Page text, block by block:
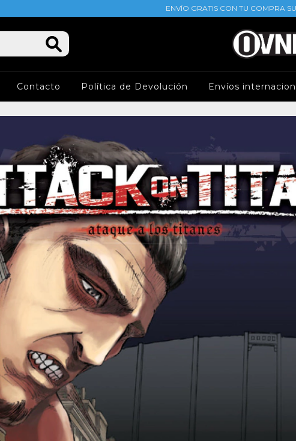
ENVÍO GRATIS CON TU COMPRA
Contacto Política de Devolución Envíos